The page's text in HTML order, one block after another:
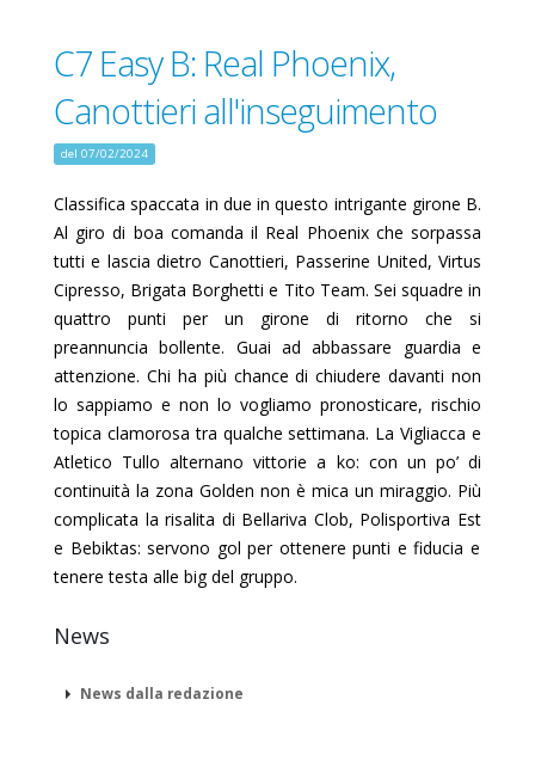
C7 Easy B: Real Phoenix,
Canottieri all'inseguimento
del 07/02/2024
Classifica spaccata in due in questo intrigante girone B.
Al giro di boa comanda il Real Phoenixche sorpassa
tutti e lascia dietro Canottieri, Passerine United,Virtus
Cipresso, Brigata Borghetti e Tito Team. Sei squadre in
quattro punti per un girone di ritorno che si
preannuncia bollente. Guai ad abbassare guardia e
attenzione. Chi ha più chance di chiudere davanti non
lo sappiamo e non lo vogliamo pronosticare, rischio
topica clamorosa tra qualche settimana. La Vigliacca e
Atletico Tullo alternano vittorie a ko: con un po’ di
continuità la zona Golden non è mica un miraggio. Più
complicata la risalita di Bellariva Clob, Polisportiva Est
e Bebiktas: servono gol per ottenere punti e fiducia e
tenere testa alle big del gruppo.
News
News dalla redazione